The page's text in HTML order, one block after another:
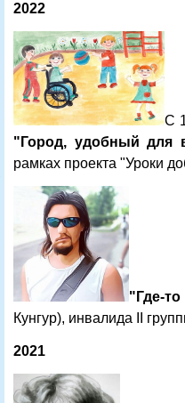
2022
С
"Город, удобный для
рамках проекта "Уроки
"Где-
Кунгур), инвалида II
2021